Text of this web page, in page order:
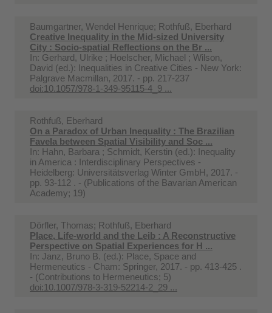
Baumgartner, Wendel Henrique; Rothfuß, Eberhard
Creative Inequality in the Mid-sized University
City : Socio-spatial Reflections on the Br ...
In: Gerhard, Ulrike ; Hoelscher, Michael ; Wilson,
David (ed.): Inequalities in Creative Cities - New York:
Palgrave Macmillan, 2017. - pp. 217-237
doi:10.1057/978-1-349-95115-4_9 ...
Rothfuß, Eberhard
On a Paradox of Urban Inequality : The Brazilian
Favela between Spatial Visibility and Soc ...
In: Hahn, Barbara ; Schmidt, Kerstin (ed.): Inequality
in America : Interdisciplinary Perspectives -
Heidelberg: Universitätsverlag Winter GmbH, 2017. -
pp. 93-112 . - (Publications of the Bavarian American
Academy; 19)
Dörfler, Thomas; Rothfuß, Eberhard
Place, Life-world and the Leib : A Reconstructive
Perspective on Spatial Experiences for H ...
In: Janz, Bruno B. (ed.): Place, Space and
Hermeneutics - Cham: Springer, 2017. - pp. 413-425 .
- (Contributions to Hermeneutics; 5)
doi:10.1007/978-3-319-52214-2_29 ...